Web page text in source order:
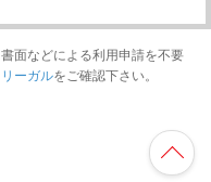
面などによる利用申請を不要
リーガルをご確認下さい。